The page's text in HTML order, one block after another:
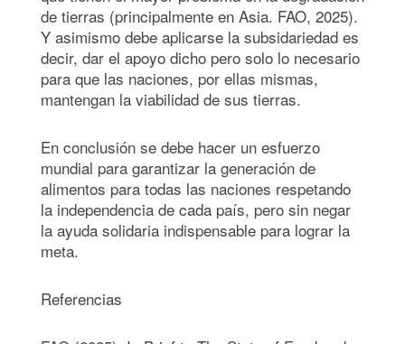
de tierras (principalmente en Asia. FAO, 2025).
Y asimismo debe aplicarse la subsidariedad es
decir, dar el apoyo dicho pero solo lo necesario
para que las naciones, por ellas mismas,
mantengan la viabilidad de sus tierras.
En conclusión se debe hacer un esfuerzo
mundial para garantizar la generación de
alimentos para todas las naciones respetando
la independencia de cada país, pero sin negar
la ayuda solidaria indispensable para lograr la
meta.
Referencias